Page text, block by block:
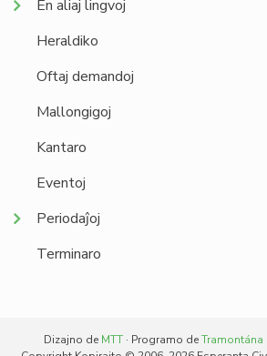
En aliaj lingvoj
Heraldiko
Oftaj demandoj
Mallongigoj
Kantaro
Eventoj
Periodaĵoj
Terminaro
Dizajno de MTT· Programo deTramontána